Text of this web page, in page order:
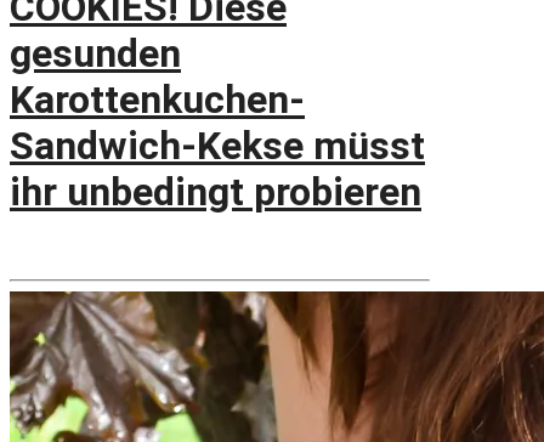
gesunden
Karottenkuchen-
Sandwich-Kekse müsst
ihr unbedingt probieren